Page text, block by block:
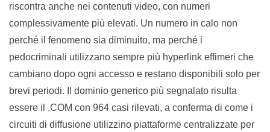
riscontra anche nei contenuti video, con numeri
complessivamente più elevati. Un numero in calo non
perché il fenomeno sia diminuito, ma perché i
pedocriminali utilizzano sempre più hyperlink effimeri che
cambiano dopo ogni accesso e restano disponibili solo per
brevi periodi. Il dominio generico più segnalato risulta
essere il .COM con 964 casi rilevati, a conferma di come i
circuiti di diffusione utilizzino piattaforme centralizzate per